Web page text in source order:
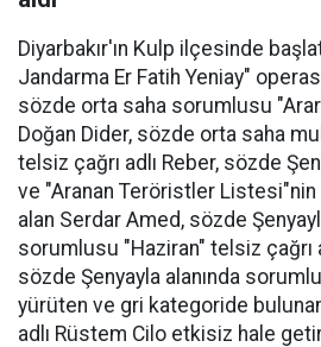
Diyarbakır'ın Kulp ilçesinde
Jandarma Er Fatih Yeniay"
sözde orta saha sorumlusu
Doğan Dider, sözde orta saha
telsiz çağrı adlı Reber, sözde
ve "Aranan Teröristler
alan Serdar Amed, sözde
sorumlusu "Haziran" telsiz çağrı
sözde Şenyayla alanında
yürüten ve gri kategoride
adlı Rüstem Cilo etkisiz hale